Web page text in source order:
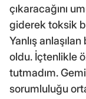
çıkaracağını
giderek toksik
Yanlış
oldu. İçtenlikle
tutmadım.
sorumluluğu